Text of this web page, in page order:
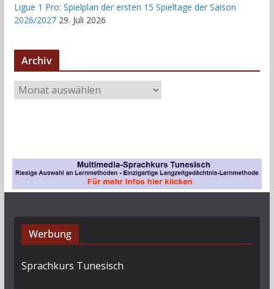
Ligue 1 Pro: Spielplan der ersten 15 Spieltage der Saison
2026/2027 29. Juli 2026
Archiv
r
Werbung
Sprachkurs Tunesisch